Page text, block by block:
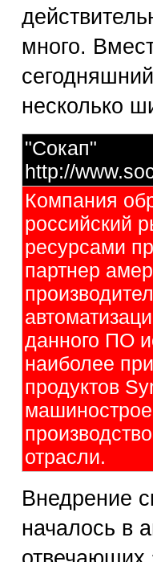
много.
несколько
"Сокап"
http://
Компания
российский
ресурсами
партнер
данного ПО
наиболее
продуктов
отрасли.
Внедрение
началось в